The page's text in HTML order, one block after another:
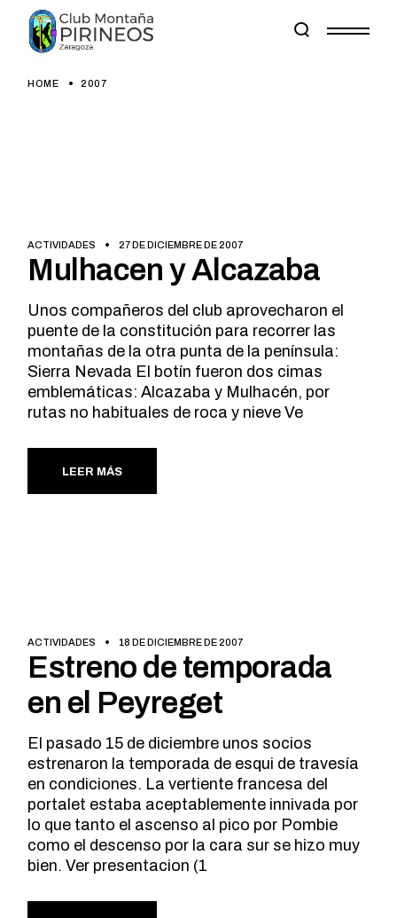
content
HOME 2007
ACTIVIDADES 27 DE DICIEMBRE DE 2007
Mulhacen y Alcazaba
Unos compañeros del club aprovecharon el
puente de la constitución para recorrer las
montañas de la otra punta de la península:
Sierra Nevada El botín fueron dos cimas
emblemáticas: Alcazaba y Mulhacén, por
rutas no habituales de roca y nieve Ve
LEER MÁS
ACTIVIDADES 18 DE DICIEMBRE DE 2007
Estreno de temporada
en el Peyreget
El pasado 15 de diciembre unos socios
estrenaron la temporada de esqui de travesía
en condiciones. La vertiente francesa del
portalet estaba aceptablemente innivada por
lo que tanto el ascenso al pico por Pombie
como el descenso por la cara sur se hizo muy
bien. Ver presentacion (1